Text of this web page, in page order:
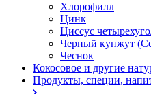
Хлорофилл
Цинк
Циссус
Черный кунжут
Чеснок
Кокосовое и другие
Продукты, специи,